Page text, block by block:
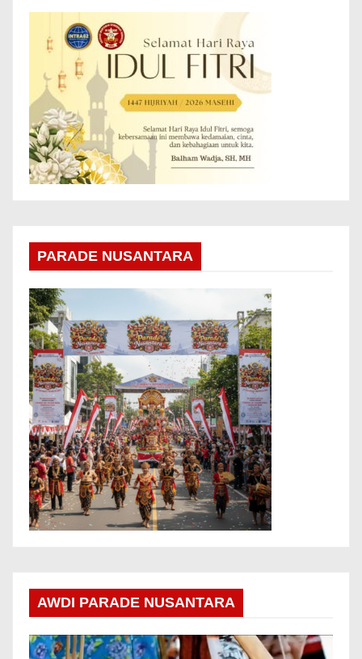
PARADE NUSANTARA
AWDI PARADE NUSANTARA